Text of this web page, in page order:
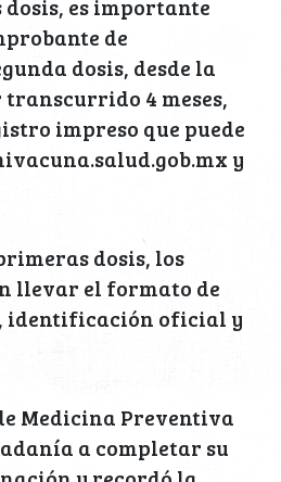
es importante
de
dosis, desde la
transcurrido 4 meses,
impreso que puede
y
dosis, los
llevar el formato de
identificación oficial y
Medicina Preventiva
a completar su